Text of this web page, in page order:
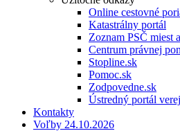
Online cestovné
Katastrálny portál
Zoznam PSČ miest
Centrum právnej
Stopline.sk
Pomoc.sk
Zodpovedne.sk
Ústredný portál
Kontakty
Voľby 24.10.2026